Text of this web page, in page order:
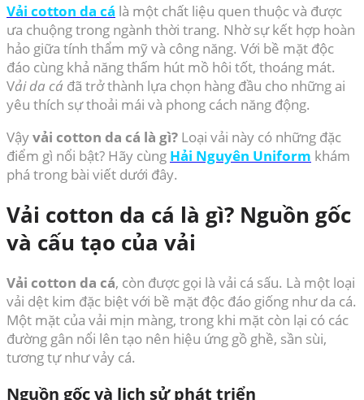
Vải cotton da cá là một chất liệu quen thuộc và được
ưa chuộng trong ngành thời trang. Nhờ sự kết hợp hoàn
hảo giữa tính thẩm mỹ và công năng. Với bề mặt độc
đáo cùng khả năng thấm hút mồ hôi tốt, thoáng mát.
Vải da cá đã trở thành lựa chọn hàng đầu cho những ai
yêu thích sự thoải mái và phong cách năng động.
Vậyvải cotton da cá là gì? Loại vải này có những đặc
điểm gì nổi bật? Hãy cùng Hải Nguyên Uniform khám
phá trong bài viết dưới đây.
Vải cotton da cá là gì? Nguồn gốc
và cấu tạo của vải
Vải cotton da cá, còn được gọi là vải cá sấu. Là một loại
vải dệt kim đặc biệt với bề mặt độc đáo giống như da cá.
Một mặt của vải mịn màng, trong khi mặt còn lại có các
đường gân nổi lên tạo nên hiệu ứng gồ ghề, sần sùi,
tương tự như vảy cá.
Nguồn gốc và lịch sử phát triển